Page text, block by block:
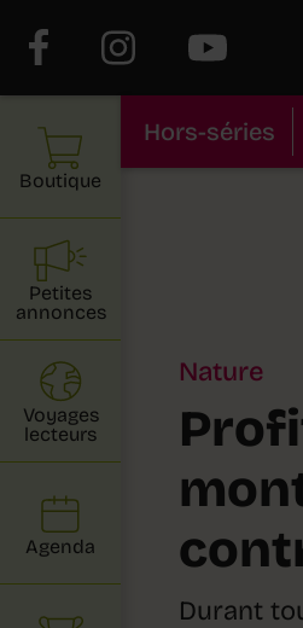
Hors-séries
Nature
Durant
Boutique
Petites
annonces
Voyages
lecteurs
Agenda